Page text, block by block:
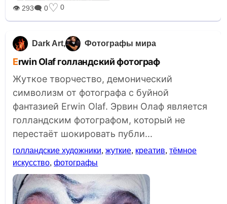
👁 293🗨 0♡ 0
Dark Art Фотографы мира
Erwin Olaf голландский фотограф
Жуткое творчество, демонический
символизм от фотографа с буйной
фантазией Erwin Olaf. Эрвин Олаф является
голландским фотографом, который не
перестаёт шокировать публи...
голландские художники,жуткие, креатив,тёмное
искусство,фотографы